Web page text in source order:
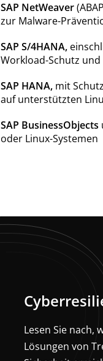
SAP NetWeaver
zur Malware-
SAP S/4HANA,
Workload-Schutz
SAP HANA, mit
auf unterstützten
SAP BusinessObjects
oder Linux-Systemen
Lesen Sie nach,
Lösungen von